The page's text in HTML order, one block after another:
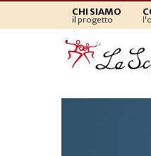
CHI SIAMO
il progetto